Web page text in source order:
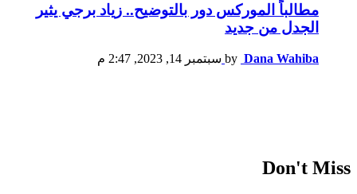
مطالباً الموركس دور بالتوضيح.. زياد برجي يثير
الجدل من جديد
by Dana Wahiba سبتمبر 14, 2023, 2:47 م
Don't Miss